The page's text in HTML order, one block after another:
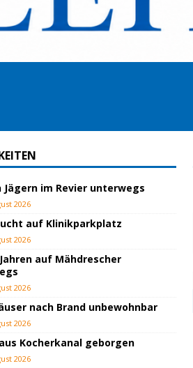
Jägern im Revier unterwegs
2026
auf Klinikparkplatz
2026
auf Mähdrescher
2026
nach Brand unbewohnbar
2026
Kocherkanal geborgen
2026